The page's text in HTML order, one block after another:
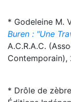
* Godeleine M.
Buren : "Une
A.C.R.A.C.
Contemporain),
* Drôle de